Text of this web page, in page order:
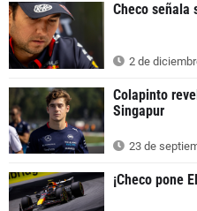
Checo señala
2 de
Colapinto
Singapur
23 de
¡Checo pone